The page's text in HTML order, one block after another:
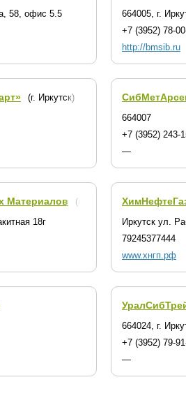
58, офис 5.5
664005, г.
+7 (3952) 78-
http://bmsib.ru
(г. Иркутск)
664007
+7 (3952) 243-
—
Материалов
(г. Иркутск)
18г
Иркутск ул.
79245377444
www.хнгп.рф
664024, г.
+7 (3952) 79-
—